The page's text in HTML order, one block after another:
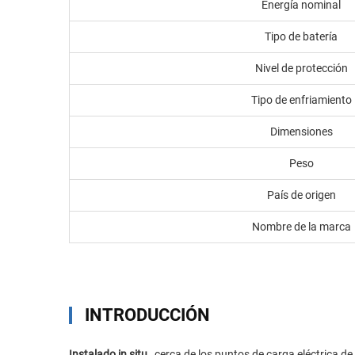
Energía nominal
Tipo de batería
Nivel de protección
Tipo de enfriamiento
Dimensiones
Peso
País de origen
Nombre de la marca
INTRODUCCIÓN